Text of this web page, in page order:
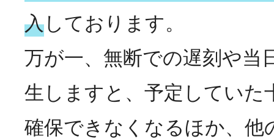
入しております。
万が一、無断での遅刻や当
生しますと、予定していた
確保できなくなるほか、他